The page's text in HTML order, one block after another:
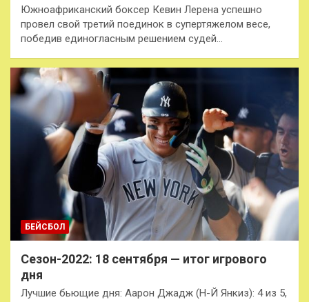
Южноафриканский боксер Кевин Лерена успешно
провел свой третий поединок в супертяжелом весе,
победив единогласным решением судей…
БЕЙСБОЛ
Сезон-2022: 18 сентября — итог игрового
дня
Лучшие бьющие дня: Аарон Джадж (Н-Й Янкиз): 4 из 5,